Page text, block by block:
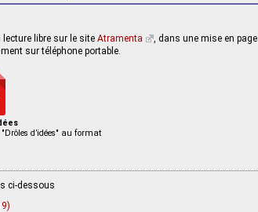
libre sur le site Atramenta
, dans une mise en
sur téléphone portable.
d’idées" au format
ci-dessous